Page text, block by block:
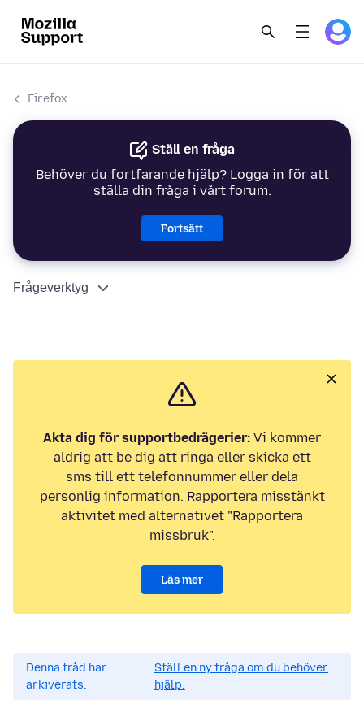
Firefox
Ställ en fråga
Behöver du fortfarande hjälp? Logga in för att
ställa din fråga i vårt forum.
Fortsätt
Frågeverktyg
Akta dig för supportbedrägerier: Vi kommer
aldrig att be dig att ringa eller skicka ett
sms till ett telefonnummer eller dela
personlig information. Rapportera misstänkt
aktivitet med alternativet "Rapportera
missbruk".
Läs mer
Denna tråd har
arkiverats.
Ställ en ny fråga om du behöver
hjälp.